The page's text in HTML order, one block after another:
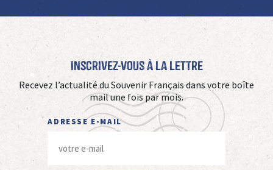
Inscrivez-vous à La Lettre
Recevez l’actualité du Souvenir Français dans votre boîte
mail une fois par mois.
ADRESSE E-MAIL